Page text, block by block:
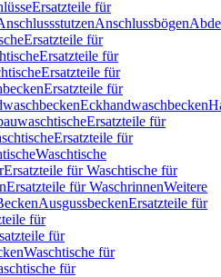
Ersatzteile für
Anschlussbögen
Ersatzteile für
Ersatzteile für
Ersatzteile für
Ersatzteile für
Eckhandwaschbecken
Ersatzteile für
Ersatzteile für
Waschtische
Ersatzteile für Waschtische für
Ersatzteile für WaschrinnenWeitere
AusgussbeckenErsatzteile für
für
für
Waschtische für
für